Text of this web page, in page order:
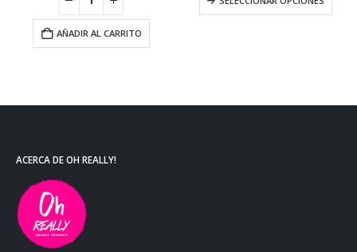
AÑADIR AL CARRITO
ACERCA DE OH REALLY!